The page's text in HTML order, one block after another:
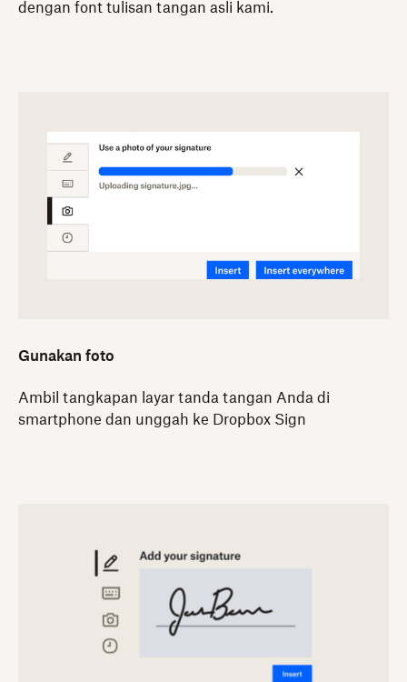
dengan font tulisan tangan asli kami.
Gunakan foto
Ambil tangkapan layar tanda tangan Anda di
smartphone dan unggah ke Dropbox Sign